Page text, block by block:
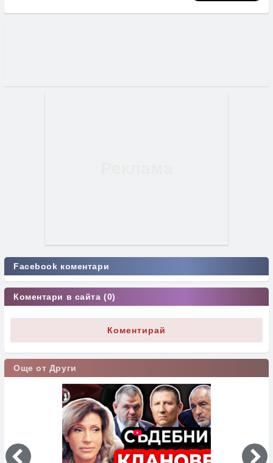
Facebook коментари
Коментари в сайта (0)
Коментирай
Още от Други